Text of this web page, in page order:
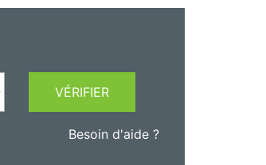
VÉRIFIER
Besoin d'aide ?